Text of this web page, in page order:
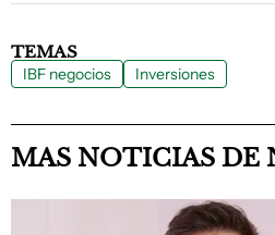
TEMAS
IBF negocios Inversiones
MAS NOTICIAS DE